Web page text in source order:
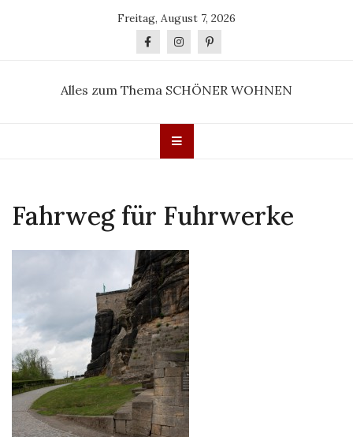
Freitag, August 7, 2026
Alles zum Thema SCHÖNER WOHNEN
Fahrweg für Fuhrwerke